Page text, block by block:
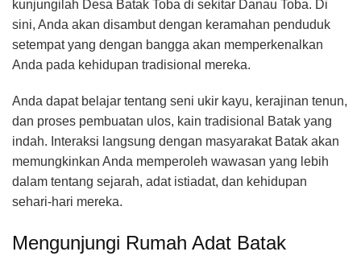
kunjungilah Desa Batak Toba di sekitar Danau Toba. Di
sini, Anda akan disambut dengan keramahan penduduk
setempat yang dengan bangga akan memperkenalkan
Anda pada kehidupan tradisional mereka.
Anda dapat belajar tentang seni ukir kayu, kerajinan tenun,
dan proses pembuatan ulos, kain tradisional Batak yang
indah. Interaksi langsung dengan masyarakat Batak akan
memungkinkan Anda memperoleh wawasan yang lebih
dalam tentang sejarah, adat istiadat, dan kehidupan
sehari-hari mereka.
Mengunjungi Rumah Adat Batak